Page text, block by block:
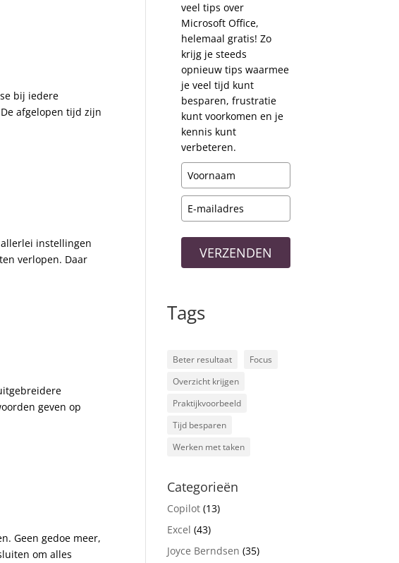
bij iedere
afgelopen tijd zijn
instellingen
verlopen. Daar
geven op
Geen gedoe meer,
om alles
veel tips over
Microsoft Office,
helemaal gratis! Zo
krijg je steeds
opnieuw tips waarmee
je veel tijd kunt
besparen, frustratie
kunt voorkomen en je
kennis kunt
verbeteren.
VERZENDEN
Tags
Beter resultaat
Focus
Overzicht krijgen
Praktijkvoorbeeld
Tijd besparen
Werken met taken
Categorieën
Copilot (13)
Excel (43)
Joyce Berndsen (35)